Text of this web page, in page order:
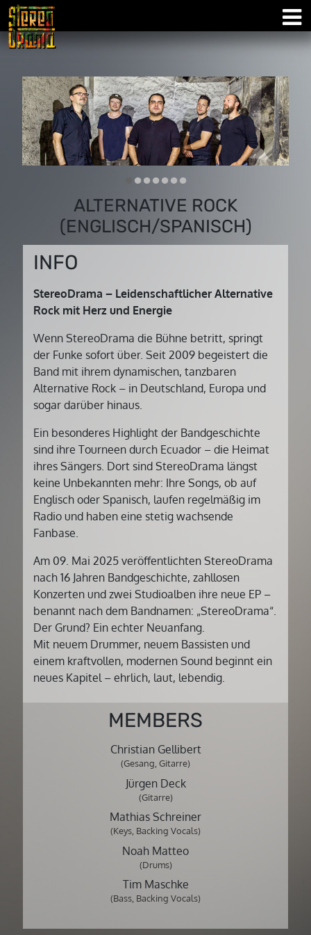
••••••
ALTERNATIVE ROCK
(ENGLISCH/SPANISCH)
INFO
StereoDrama – Leidenschaftlicher Alternative
Rock mit Herz und Energie
Wenn StereoDrama die Bühne betritt, springt
der Funke sofort über. Seit 2009 begeistert die
Band mit ihrem dynamischen, tanzbaren
Alternative Rock – in Deutschland, Europa und
sogar darüber hinaus.
Ein besonderes Highlight der Bandgeschichte
sind ihre Tourneen durch Ecuador – die Heimat
ihres Sängers. Dort sind StereoDrama längst
keine Unbekannten mehr: Ihre Songs, ob auf
Englisch oder Spanisch, laufen regelmäßig im
Radio und haben eine stetig wachsende
Fanbase.
Am 09. Mai 2025 veröffentlichten StereoDrama
nach 16 Jahren Bandgeschichte, zahllosen
Konzerten und zwei Studioalben ihre neue EP –
benannt nach dem Bandnamen: „StereoDrama“.
Der Grund? Ein echter Neuanfang.
Mit neuem Drummer, neuem Bassisten und
einem kraftvollen, modernen Sound beginnt ein
neues Kapitel – ehrlich, laut, lebendig.
MEMBERS
Christian Gellibert
(Gesang, Gitarre)
Jürgen Deck
(Gitarre)
Mathias Schreiner
(Keys, Backing Vocals)
Noah Matteo
(Drums)
Tim Maschke
(Bass, Backing Vocals)